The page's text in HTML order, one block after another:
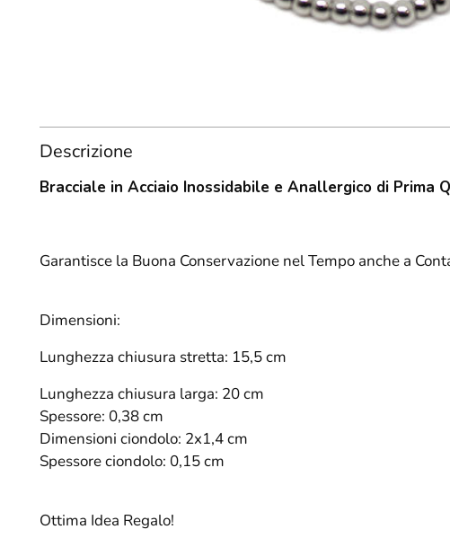
Descrizione
Bracciale in Acciaio Inossidabile e Anallergico di Prima
Garantisce la Buona Conservazione nel Tempo anche a
Dimensioni:
Lunghezza chiusura stretta: 15,5 cm
Lunghezza chiusura larga: 20 cm
Spessore: 0,38 cm
Dimensioni ciondolo: 2x1,4 cm
Spessore ciondolo: 0,15 cm
Ottima Idea Regalo!